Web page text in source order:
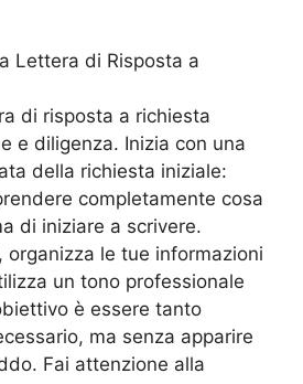
Lettera di Risposta a
di risposta a richiesta
e diligenza. Inizia con una
della richiesta iniziale:
completamente cosa
di iniziare a scrivere.
organizza le tue informazioni
un tono professionale
è essere tanto
ma senza apparire
Fai attenzione alla